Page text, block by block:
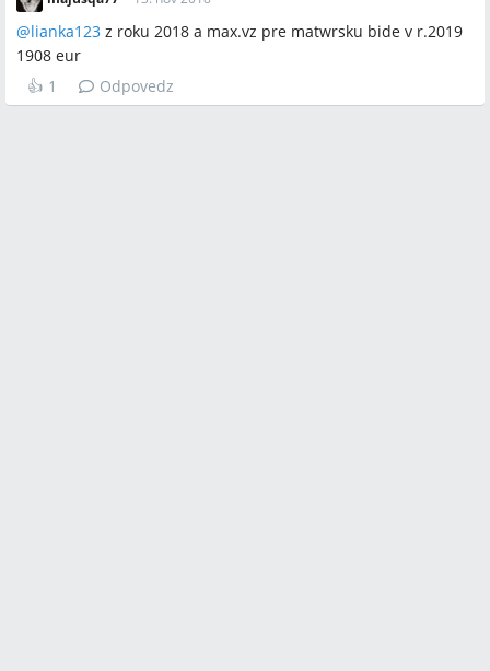
@lianka123 z roku 2018 a max.vz pre matwrsku bide v r.2019
1908 eur
👍 1 Odpovedz